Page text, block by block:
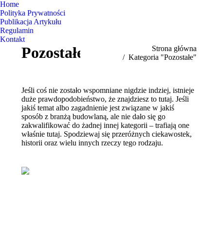
Home
Polityka Prywatności
Publikacja Artykułu
Regulamin
Kontakt
Pozostałe
Strona główna
Kategoria "Pozostałe"
Jeśli coś nie zostało wspomniane nigdzie indziej, istnieje
duże prawdopodobieństwo, że znajdziesz to tutaj. Jeśli
jakiś temat albo zagadnienie jest związane w jakiś
sposób z branżą budowlaną, ale nie dało się go
zakwalifikować do żadnej innej kategorii – trafiają one
właśnie tutaj. Spodziewaj się przeróżnych ciekawostek,
historii oraz wielu innych rzeczy tego rodzaju.